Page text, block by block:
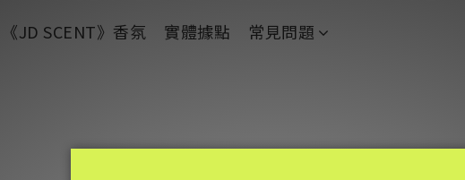
《JD SCENT》香氛 實體據點 常見問題